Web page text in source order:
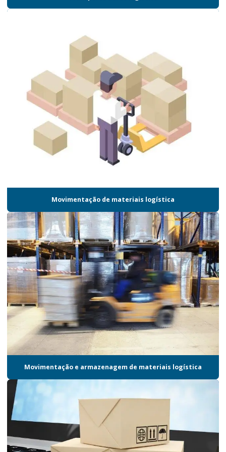
Empresa que faz gestão de estoque
Empresa serviço logístico
Empresa de terceirização logística
Empresa de transporte aéreo de cargas
Empresa de transporte logística
Empresa de transporte rodoviário
Empresas de armazenagem e logística em sp
Empresas de logística e distribuição
Empresas de logística material promocional
Empresas de logística promocional
Empresas de logística promocional em sp
Empresas de logística em sp
Empresas de logística e transporte
Empresas de transporte aéreo
Empresas de transporte aéreo nacional
Empresas de transporte de carga
Entrega de kits
Entrega de kits promocionais
Entregas certificadas logística
Gestão de cadeia de suprimentos para brindes
Gestão de estoque armazenagem e distribuição
Movimentação de materiais logística
Movimentação e armazenagem de materiais logística